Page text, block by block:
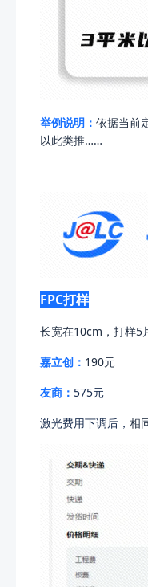
举例说明： 依据当前
以此类推……
FPC打样
长宽在10cm，打样5
嘉立创： 190元
友商： 575元
激光费用下调后， 相